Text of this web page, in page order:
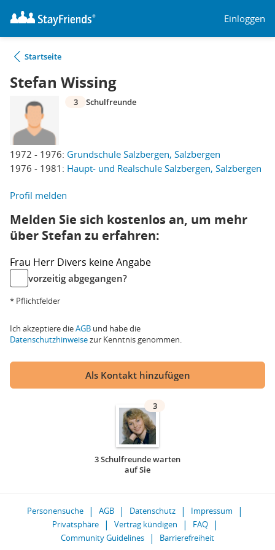
Einloggen
Startseite
Stefan Wissing
1972 - 1976: Grundschule Salzbergen, Salzbergen
1976 - 1981: Haupt- und Realschule Salzbergen, Salzbergen
3 Schulfreunde
Profil melden
Melden Sie sich kostenlos an, um mehr
über Stefan zu erfahren:
Frau Herr Divers keine Angabe
vorzeitig abgegangen?
* Pflichtfelder
Ich akzeptiere dieAGB und habe die
Datenschutzhinweisezur Kenntnis genommen.
Als Kontakt hinzufügen
3
3 Schulfreunde warten
auf Sie
Personensuche AGB Datenschutz
Impressum
Privatsphäre
Vertrag kündigen
FAQ
Community Guidelines
Barrierefreiheit